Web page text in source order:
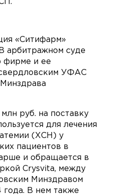
«Ситифарм»
арбитражном суде
фирме и ее
УФАС
руб. на поставку
для лечения
(ХСН) у
пациентов в
и обращается в
Crysvita, между
Минздравом
года. В нем также